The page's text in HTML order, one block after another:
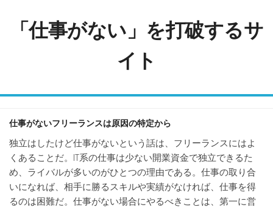
content「仕事がない」を打破するサ
イト
仕事がないフリーランスは原因の特定から
独立はしたけど仕事がないという話は、フリーランスにはよ
くあることだ。IT系の仕事は少ない開業資金で独立できるた
め、ライバルが多いのがひとつの理由である。仕事の取り合
いになれば、相手に勝るスキルや実績がなければ、仕事を得
るのは困難だ。仕事がない場合にやるべきことは、第一に営